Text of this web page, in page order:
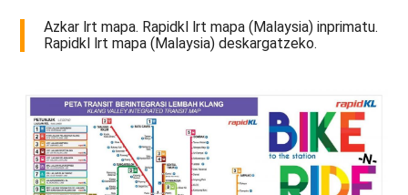
Azkar lrt mapa. Rapidkl lrt mapa (Malaysia) inprimatu.
Rapidkl lrt mapa (Malaysia) deskargatzeko.